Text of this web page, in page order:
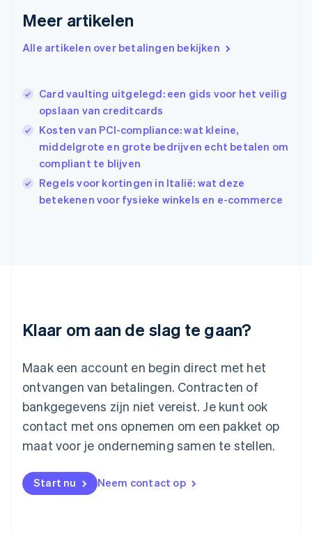
Meer artikelen
Alle artikelen over betalingen bekijken
Card vaulting uitgelegd: een gids voor het veilig
opslaan van creditcards
Kosten van PCI-compliance: wat kleine,
middelgrote en grote bedrijven echt betalen om
compliant te blijven
Regels voor kortingen in Italië: wat deze
betekenen voor fysieke winkels en e-commerce
Klaar om aan de slag te gaan?
Maak een account en begin direct met het
ontvangen van betalingen. Contracten of
bankgegevens zijn niet vereist. Je kunt ook
contact met ons opnemen om een pakket op
maat voor je onderneming samen te stellen.
Start nu Neem contact op
English
English
Ierland
English
India
English
Italië
ItalianoEnglish
日本語English
Kroatië
FrançaisDeutschEnglish
English
Malta
English
Mexico
Nederland
NederlandsEnglish
English
Noorwegen